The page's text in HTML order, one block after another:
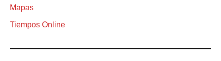
Mapas
Tiempos Online